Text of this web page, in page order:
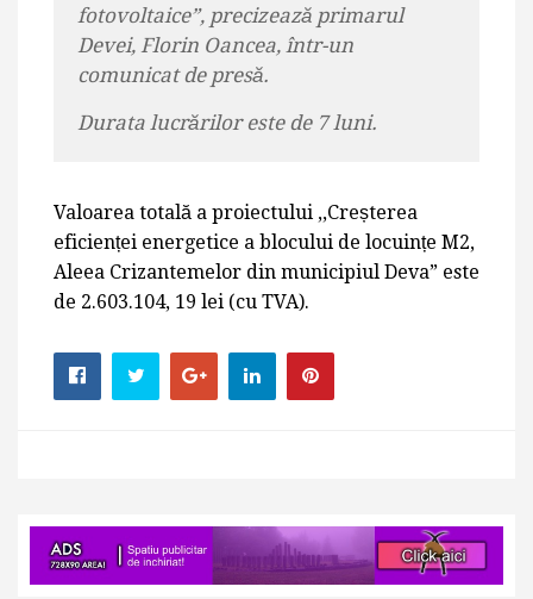
fotovoltaice”, precizează primarul
Devei, Florin Oancea, într-un
comunicat de presă.
Durata lucrărilor este de 7 luni.
Valoarea totală a proiectului ,,Creșterea
eficienței energetice a blocului de locuințe M2,
Aleea Crizantemelor din municipiul Deva” este
de 2.603.104, 19 lei (cu TVA).